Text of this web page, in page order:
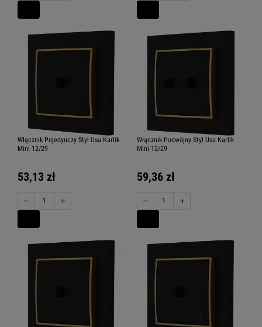
Włącznik Pojedynczy Styl Usa Karlik
Mini 12/29
53,13 zł
− +
Włącznik Podwójny Styl Usa Karlik
Mini 12/29
59,36 zł
− +